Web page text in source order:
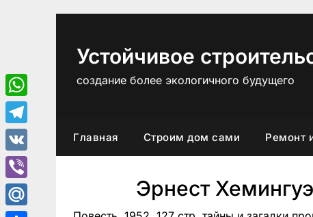
Устойчивое
создание более экологичного будущего
Главная Строим дом сами Ремонт
Эрнест
WhatsApp
Telegram
VK
Viber